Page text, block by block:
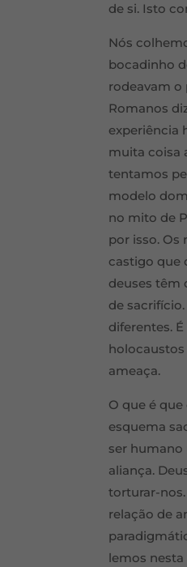
de si. Isto
Nós
bocadinho
rodeavam o
Romanos
experiência
muita coisa
tentamos
modelo
no mito de
por isso.
castigo que
deuses têm
de
diferentes.
ameaça.
O que é
esquema
ser humano
aliança.
torturar-nos.
relação de
lemos nesta